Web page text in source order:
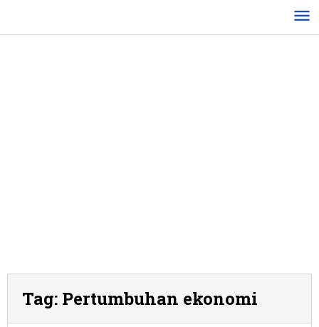
konten
Tag: Pertumbuhan ekonomi